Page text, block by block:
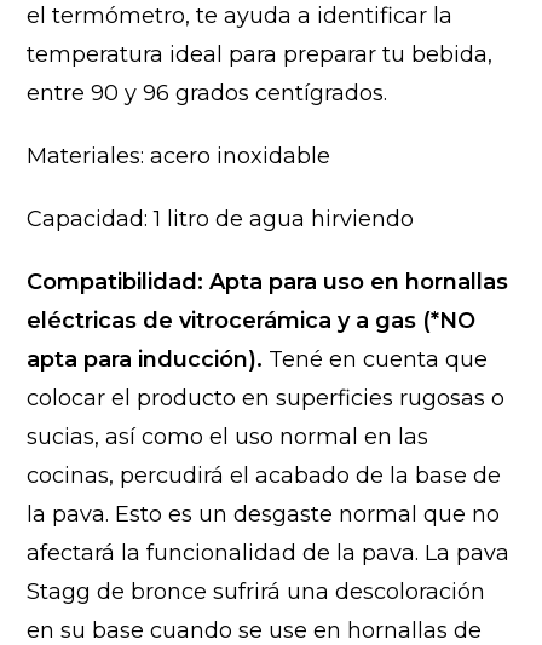
el termómetro, te ayuda a identificar la
temperatura ideal para preparar tu bebida,
entre 90 y 96 grados centígrados.
Materiales: acero inoxidable
Capacidad: 1 litro de agua hirviendo
Compatibilidad: Apta para uso en hornallas
eléctricas de vitrocerámica y a gas (*NO
apta para inducción). Tené en cuenta que
colocar el producto en superficies rugosas o
sucias, así como el uso normal en las
cocinas, percudirá el acabado de la base de
la pava. Esto es un desgaste normal que no
afectará la funcionalidad de la pava. La pava
Stagg de bronce sufrirá una descoloración
en su base cuando se use en hornallas de